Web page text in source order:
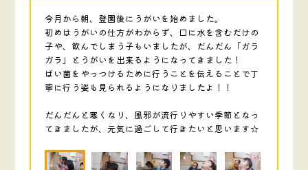
今月から朝、登園後にうがいを始めました。
初めはうがいの仕方がわからず、口に水を含むだけの
子や、飲んでしまう子もいましたが、だんだん「ガラ
ガラ」とうがいを出来るようになってきました！
ばい菌をやっつけるために行うことを伝えることで丁
寧に行う姿も見られるようになりましたよ！！
だんだんと寒くなり、風邪が流行りやすい季節となっ
てきましたが、元気に過ごして行きたいと思います☆